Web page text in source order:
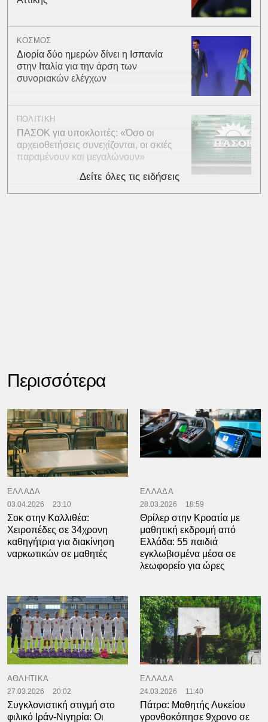
ΚΟΣΜΟΣ
Διορία δύο ημερών δίνει η Ισπανία
στην Ιταλία για την άρση των
συνοριακών ελέγχων
ΠΟΛΙΤΙΚΗ
ΠΑΣΟΚ για υποκλοπές: «Όσο οι
αρχειοθετήσεις συνεχίζονται, οι σκιές
παραμένουν και μεγαλώνουν»
Δείτε όλες τις ειδήσεις
Περισσότερα
ΕΛΛΑΔΑ
03.04.2026 23:10
Σοκ στην Καλλιθέα:
Χειροπέδες σε 34χρονη
καθηγήτρια για διακίνηση
ναρκωτικών σε μαθητές
ΕΛΛΑΔΑ
28.03.2026 18:59
Θρίλερ στην Κροατία με
μαθητική εκδρομή από
Ελλάδα: 55 παιδιά
εγκλωβισμένα μέσα σε
λεωφορείο για ώρες
ΑΘΛΗΤΙΚΑ
27.03.2026 20:02
Συγκλονιστική στιγμή στο
φιλικό Ιράν-Νιγηρία: Οι
ΕΛΛΑΔΑ
24.03.2026 11:40
Πάτρα: Μαθητής Λυκείου
γρονθοκόπησε 9χρονο σε